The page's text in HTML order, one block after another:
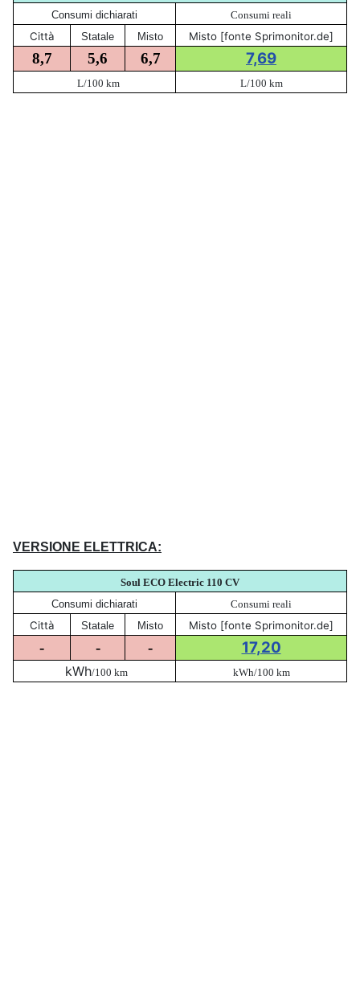
Consumi dichiarati
Consumi reali
Città Statale Misto Misto [fonte Sprimonitor.de]
8,7 5,6 6,7 7,69
L/100 km L/100 km
VERSIONE ELETTRICA:
Soul ECO Electric 110 CV
Consumi dichiarati
Consumi reali
Città Statale Misto Misto [fonte Sprimonitor.de]
- - - 17,20
kWh/100 km kWh/100 km